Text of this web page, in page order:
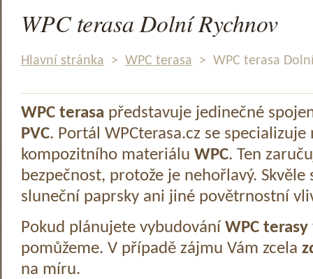
WPC terasa Dolní Rychnov
Hlavní stránka > WPC terasa > WPC terasa
WPC terasa představuje jedinečné
PVC. Portál WPCterasa.cz se specializuje
kompozitního materiálu WPC. Ten
bezpečnost, protože je nehořlavý.
sluneční paprsky ani jiné povětrnostní
Pokud plánujete vybudování WPC terasy
pomůžeme. V případě zájmu Vám zcela
na míru.